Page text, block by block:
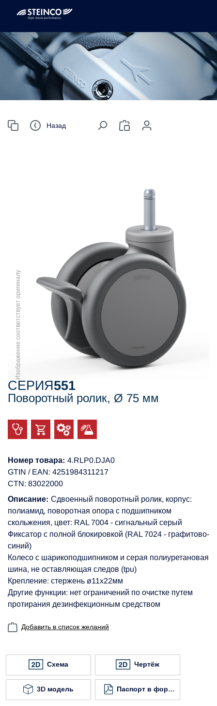
Назад
Изображение соответствует оригиналу
СЕРИЯ551
Поворотный ролик, Ø 75 мм
Номер товара: 4.RLP0.DJA0
GTIN / EAN: 4251984311217
CTN: 83022000
Описание: Сдвоенный поворотный ролик, корпус:
полиамид, поворотная опора с подшипником
скольжения, цвет: RAL 7004 - сигнальный серый
Фиксатор с полной блокировкой (RAL 7024 - графитово-
синий)
Колесо с шарикоподшипником и серая полиуретановая
шина, не оставляющая следов (tpu)
Крепление: стержень ø11x22мм
Другие функции: нет ограничений по очистке путем
протирания дезинфекционным средством
Добавить в список желаний
Схема Чертёж
3D модель Паспорт в формате